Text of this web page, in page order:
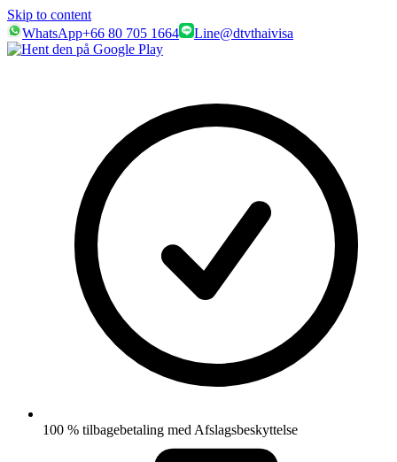
Skip to content
WhatsApp+66 80 705 1664 Line@dtvthaivisa
100 % tilbagebetaling med Afslagsbeskyttelse